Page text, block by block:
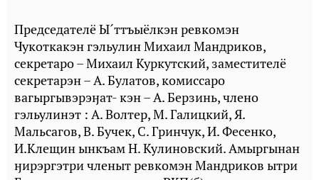
Председателё Ы´ттъыёлкэн ревкомэн
Чукоткакэн гэльулин Михаил Мандриков,
секретаро – Михаил Куркутский, заместителё
секретарэн – А. Булатов, комиссаро
вагыргывэрэӈат- кэн – А. Берзинь, члено
гэльулинэт : А. Волтер, М. Галицкий, Я.
Мальсагов, В. Бучек, С. Гринчук, И. Фесенко,
И.Клещин ынкъам Н. Кулиновский. Амыргынан
ӈирэргэтри членыт ревкомэн Мандриков ытри